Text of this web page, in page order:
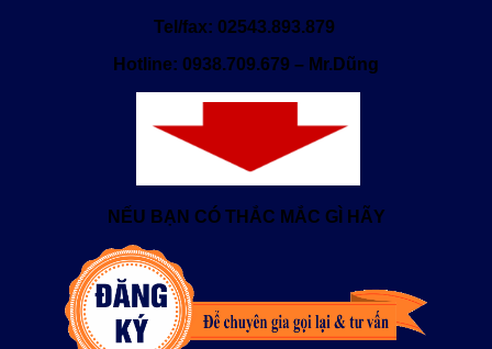
Tel/fax: 02543.893.879
Hotline: 0938.709.679 – Mr.Dũng
NẾU BẠN CÓ THẮC MẮC GÌ HÃY